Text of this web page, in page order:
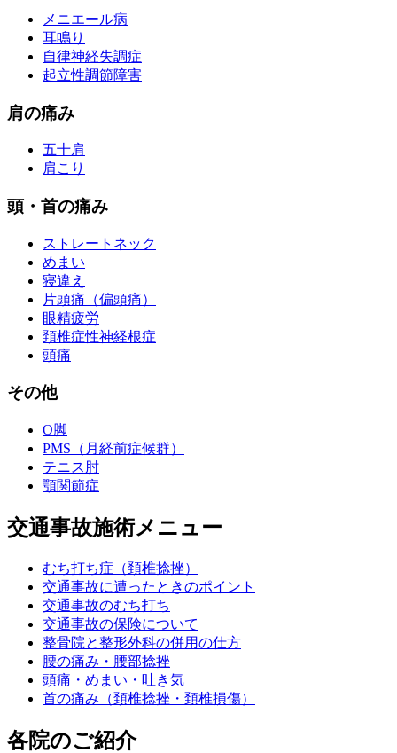
メニエール病
耳鳴り
自律神経失調症
起立性調節障害
肩の痛み
五十肩
肩こり
頭・首の痛み
ストレートネック
めまい
寝違え
片頭痛（偏頭痛）
眼精疲労
頚椎症性神経根症
頭痛
その他
O脚
PMS（月経前症候群）
テニス肘
顎関節症
交通事故施術メニュー
むち打ち症（頚椎捻挫）
交通事故に遭ったときのポイント
交通事故のむち打ち
交通事故の保険について
整骨院と整形外科の併用の仕方
腰の痛み・腰部捻挫
頭痛・めまい・吐き気
首の痛み（頚椎捻挫・頚椎損傷）
各院のご紹介